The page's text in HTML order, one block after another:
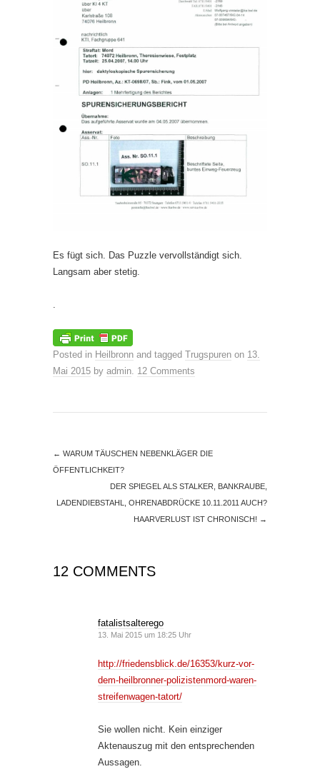
Es fügt sich. Das Puzzle vervollständigt sich.
Langsam aber stetig.
.
Posted in Heilbronn and tagged Trugspuren on 13.
Mai 2015 by admin. 12 Comments
← WARUM TÄUSCHEN NEBENKLÄGER DIE
ÖFFENTLICHKEIT?
DER SPIEGEL ALS STALKER, BANKRAUBE,
LADENDIEBSTAHL, OHRENABDRÜCKE 10.11.2011 AUCH?
HAARVERLUST IST CHRONISCH! →
12 COMMENTS
fatalistsalterego
13. Mai 2015 um 18:25 Uhr
http://friedensblick.de/16353/kurz-vor-
dem-heilbronner-polizistenmord-waren-
streifenwagen-tatort/
Sie wollen nicht. Kein einziger
Aktenauszug mit den entsprechenden
Aussagen.